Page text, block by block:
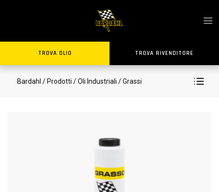
TROVA OLIO TROVA RIVENDITORE
Bardahl / Prodotti / Oli Industriali / Grassi